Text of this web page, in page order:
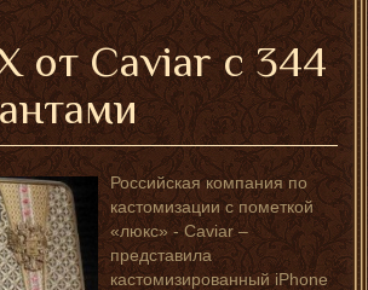
от Caviar с 344
Российская компания по
кастомизации с пометкой
«люкс» - Caviar –
представила
кастомизированный iPhone